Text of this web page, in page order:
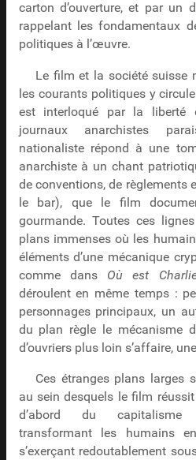
carton d’ouverture, et par un
rappelant les fondamentaux
politiques à l’œuvre.
Le film et la société suisse
les courants politiques y
est interloqué par la
journaux anarchistes
nationaliste répond à une
anarchiste à un chant
de conventions, de règlements
le bar), que le film
gourmande. Toutes ces
plans immenses où les
éléments d’une mécanique
comme dans Où est
déroulent en même temps :
personnages principaux, un
du plan règle le mécanisme
d’ouvriers plus loin s’affaire,
Ces étranges plans larges
au sein desquels le film
d’abord du capitalisme
transformant les humains
s’exerçant redoutablement